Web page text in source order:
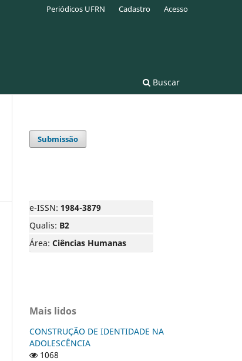
Buscar
Periódicos UFRN Cadastro Acesso
Submissão
e-ISSN: 1984-3879
Qualis: B2
Área: Ciências Humanas
Mais lidos
CONSTRUÇÃO DE IDENTIDADE NA
ADOLESCÊNCIA
1068